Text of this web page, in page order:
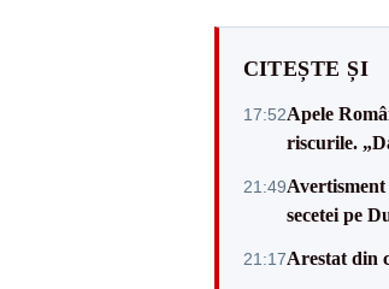
CITEȘTE ȘI
17:52Apele
riscurile.
21:49
secetei pe
21:17Arestat din